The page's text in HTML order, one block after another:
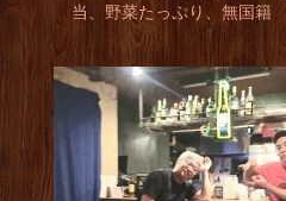
当、野菜たっぷり、無国籍